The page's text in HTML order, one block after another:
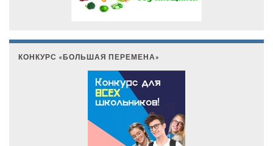
КОНКУРС «БОЛЬШАЯ ПЕРЕМЕНА»